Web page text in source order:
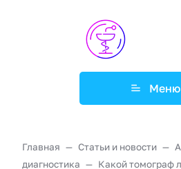
Меню
Главная Статьи и новости
диагностика
Какой томограф